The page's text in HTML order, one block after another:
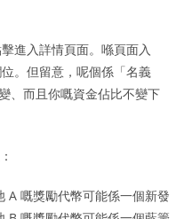
進入詳情頁面。喺頁面入
。但留意，呢個係「名義
、而且你嘅資金佔比不變下
A 嘅獎勵代幣可能係一個新發